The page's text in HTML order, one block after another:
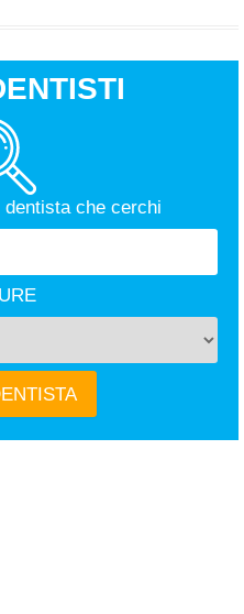
che cerchi